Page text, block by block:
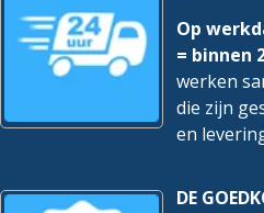
Op
= binnen
werken
die zijn
en
DE